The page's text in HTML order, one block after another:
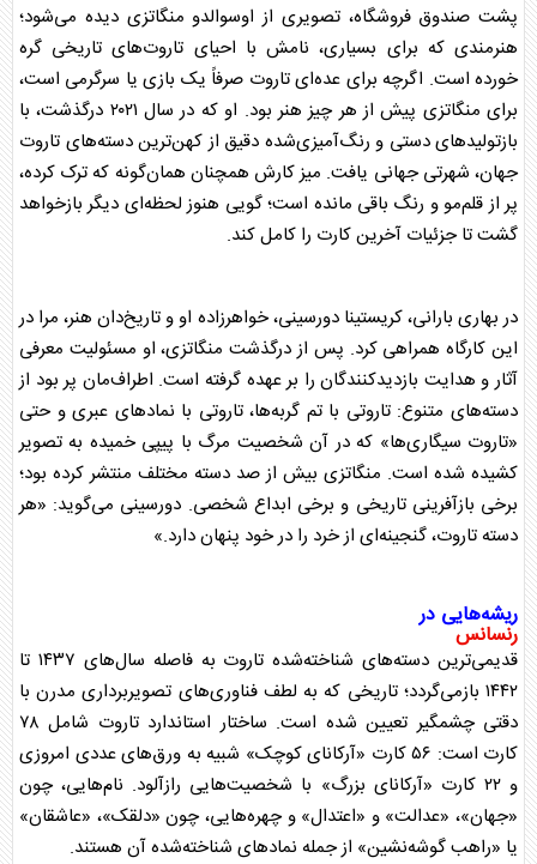
پشت صندوق فروشگاه، تصویری از اوسوالدو منگاتزی دیده می‌شود؛
هنرمندی که برای بسیاری، نامش با احیای تاروت‌های تاریخی گره
خورده است. اگرچه برای عده‌ایتاروت صرفاً یک بازی یا سرگرمی است،
برای منگاتزی پیش از هر چیز هنر بود. او که در سال ۲۰۲۱ درگذشت، با
بازتولید‌های دستی و رنگ‌آمیزی‌شده دقیق از کهن‌ترین دسته‌های تاروت
جهان، شهرتی جهانی یافت. میز کارش همچنان همان‌گونه که ترک کرده،
پر از قلم‌مو و رنگ باقی مانده است؛ گویی هنوز لحظه‌ای دیگر بازخواهد
گشت تا جزئیات آخرین کارت را کامل کند.
در بهاری بارانی، کریستینا دورسینی، خواهرزاده او و تاریخ‌دان هنر، مرا در
این کارگاه همراهی کرد. پس از درگذشت منگاتزی، او مسئولیت معرفی
آثار و هدایت بازدیدکنندگان را بر عهده گرفته است. اطراف‌مان پر بود از
دسته‌های متنوع:تاروتی با تم گربه‌ها،تاروتی با نماد‌های عبری و حتی
«تاروت سیگاری‌ها» که در آن شخصیت مرگ با پیپی خمیده به تصویر
کشیده شده است. منگاتزی بیش از صد دسته مختلف منتشر کرده بود؛
برخی بازآفرینی تاریخی و برخی ابداع شخصی. دورسینی می‌گوید: «هر
دستهتاروت، گنجینه‌ای از خرد را در خود پنهان دارد.»
ریشه‌هایی در
رنسانس
قدیمی‌ترین دسته‌های شناخته‌شده تاروت
به فاصله سال‌های ۱۴۳۷ تا
۱۴۴۲ بازمی‌گردد؛ تاریخی که به لطف فناوری‌های تصویربرداری مدرن با
دقتی چشمگیر تعیین شده است. ساختار استانداردتاروت
شامل ۷۸
کارت است: ۵۶ کارت «آرکانای کوچک» شبیه به ورق‌های عددی امروزی
و ۲۲ کارت «آرکانای بزرگ» با شخصیت‌هایی رازآلود. نام‌هایی، چون
«جهان»، «عدالت» و «اعتدال» و چهره‌هایی، چون «دلقک»، «عاشقان»
یا «راهب گوشه‌نشین» از جمله نماد‌های شناخته‌شده آن هستند.